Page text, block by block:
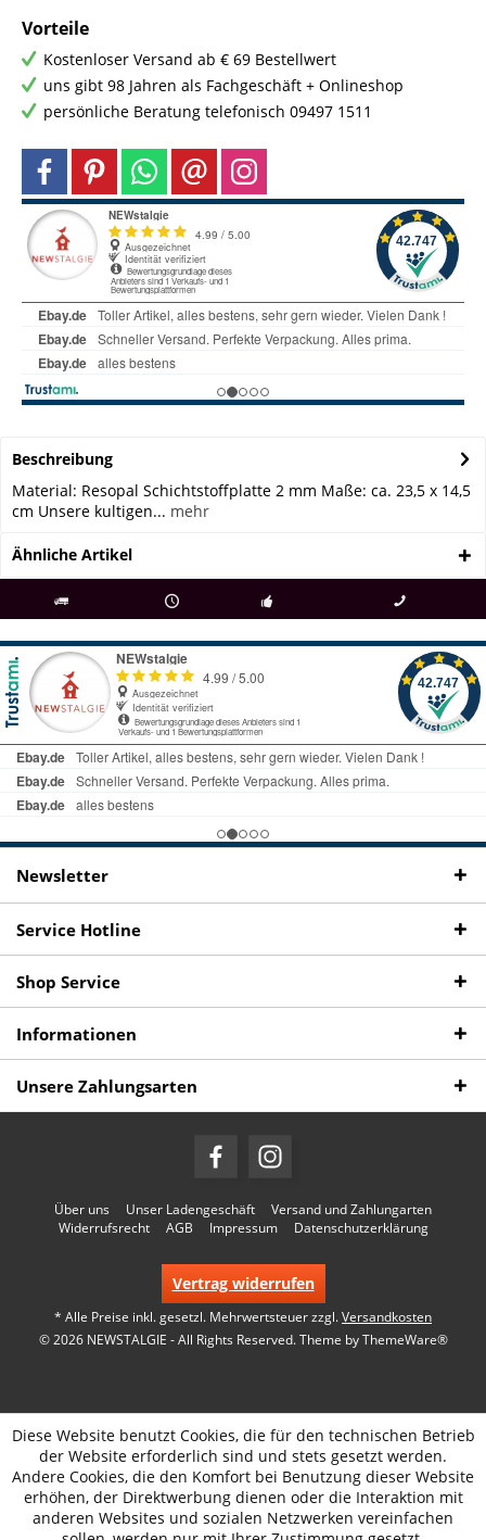
Vorteile
Kostenloser Versand ab € 69 Bestellwert
uns gibt 98 Jahren als Fachgeschäft + Onlineshop
persönliche Beratung telefonisch 09497 1511
Beschreibung
Material: Resopal Schichtstoffplatte 2 mm Maße: ca. 23,5 x 14,5
cm Unsere kultigen... mehr
Ähnliche Artikel
ab € 69 Bestellwert seit 98 Jahren Fachgeschäft + telefonisch erreichbar
09497 1511
Newsletter
Service Hotline
Shop Service
Informationen
Unsere Zahlungsarten
Über uns Unser Ladengeschäft
Versand und Zahlungarten
Widerrufsrecht
AGB Impressum Datenschutzerklärung
Vertrag widerrufen
* Alle Preise inkl. gesetzl. Mehrwertsteuer zzgl.Versandkosten
© 2026 NEWSTALGIE - All Rights Reserved. Theme byThemeWare®
Diese Website benutzt Cookies, die für den technischen Betrieb
der Website erforderlich sind und stets gesetzt werden.
Andere Cookies, die den Komfort bei Benutzung dieser Website
erhöhen, der Direktwerbung dienen oder die Interaktion mit
anderen Websites und sozialen Netzwerken vereinfachen